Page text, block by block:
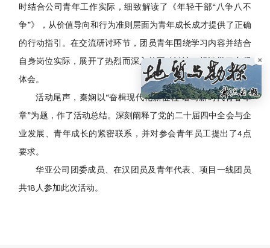
时结合公司青年工作实际，细致解读了《年轻干部“八争八不
争”》，从价值导向和行为准则层面为青年成长成才提供了正确
的行动指引。在交流研讨环节，团员青年围绕学习内容并结合
自身岗位实际，展开了热烈而深入的互动讨论，畅谈学习心得
体会。
活动尾声，秦娴以“奋楫现代化新征程·谱写新时代青春华
章”为题，作了活动总结。深刻阐释了党的二十届四中全会与企
业发展、青年成长的紧密联系，并对参会青年员工提出了4点
要求。
华亚公司团委成员、在汉团员及青年代表、项目一线团员
共18人参加此次活动。
×